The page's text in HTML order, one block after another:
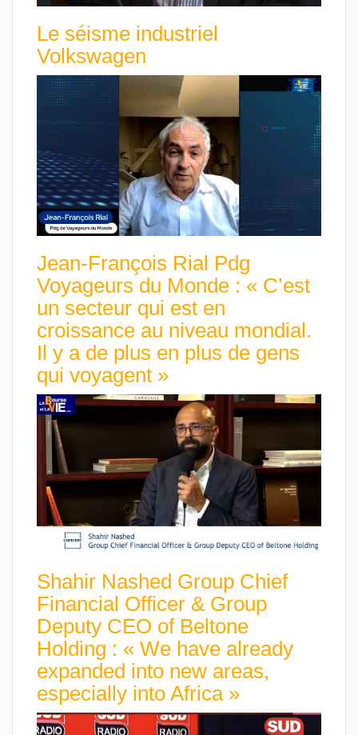
Le séisme industriel
Volkswagen
Jean-François Rial Pdg
Voyageurs du Monde : « C’est
un secteur qui est en
croissance au niveau mondial.
Il y a de plus en plus de gens
qui voyagent »
Shahir Nashed Group Chief
Financial Officer & Group
Deputy CEO of Beltone
Holding : « We have already
expanded into new areas,
especially into Africa »